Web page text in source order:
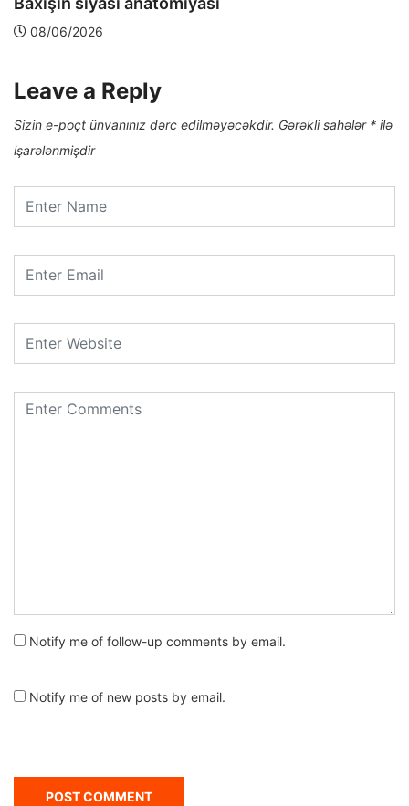
08/06/2026
Leave a Reply
Sizin e-poçt ünvanınız dərc edilməyəcəkdir. Gərəkli sahələr * ilə
işarələnmişdir
Notify me of follow-up comments by email.
Notify me of new posts by email.